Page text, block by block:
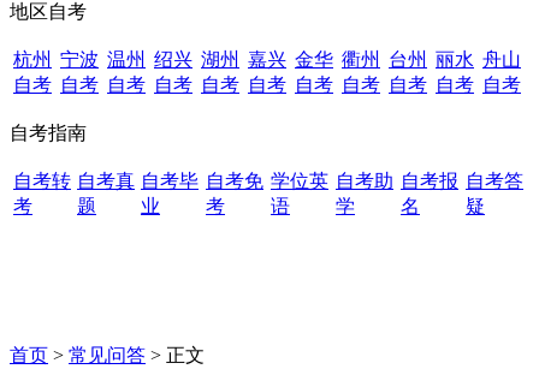
地区自考
杭州
自考
宁波
自考
温州
自考
绍兴
自考
湖州
自考
嘉兴
自考
金华
自考
衢州
自考
台州
自考
丽水
自考
舟山
自考
自考指南
自考转
考
自考真
题
自考毕
业
自考免
考
学位英
语
自考助
学
自考报
名
自考答
疑
首页 > 常见问答 > 正文